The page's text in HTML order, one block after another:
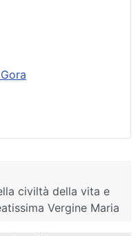
civiltà della vita e
Vergine Maria